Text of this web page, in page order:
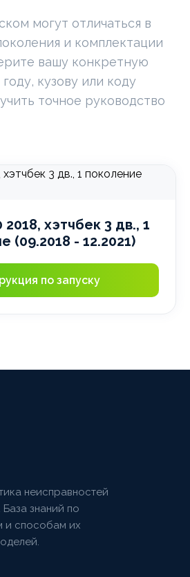
могут отличаться в
и комплектации
вашу конкретную
кузову или коду
точное руководство
2018, хэтчбек 3 дв., 1
(09.2018 - 12.2021)
по запуску
неисправностей
знаний по
и способам их